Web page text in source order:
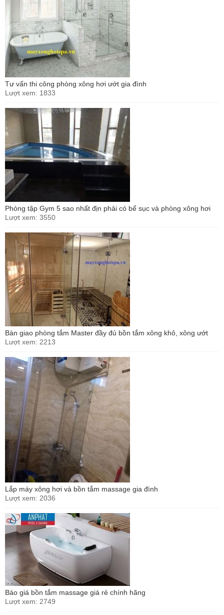
Tư vấn thi công phòng xông hơi ướt gia đình
Lượt xem: 1833
Phòng tập Gym 5 sao nhất địn phải có bể sục và phòng xông hơi
Lượt xem: 3550
Bàn giao phòng tắm Master đầy đủ bồn tắm xông khô, xông ướt
Lượt xem: 2213
Lắp máy xông hơi và bồn tắm massage gia đình
Lượt xem: 2036
Báo giá bồn tắm massage giá rẻ chính hãng
Lượt xem: 2749